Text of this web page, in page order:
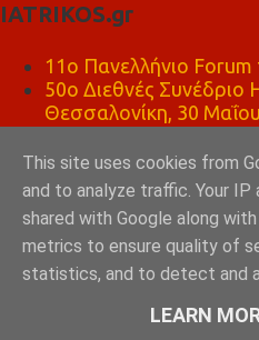
IATRIKOS.gr
11ο Πανελλήνιο
50ο Διεθνές Συνέδριο
Θεσσαλονίκη, 30
Χρήση εξωτερικού
Πώς να σώσεις ένα
Paediatric BLS
ΨΗΣΤΑΡΙΑ ΚΑΦΕ
This site uses cookies from
and to analyze traffic. Your IP
shared with Google along
metrics to ensure quality of
statistics, and to detect and
LEARN